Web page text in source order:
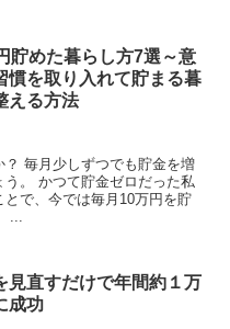
貯めた暮らし方7選～意
慣を取り入れて貯まる暮
える方法
毎月少しずつでも貯金を増
。 かつて貯金ゼロだった私
で、今では毎月10万円を貯
...
見直すだけで年間約１万
成功